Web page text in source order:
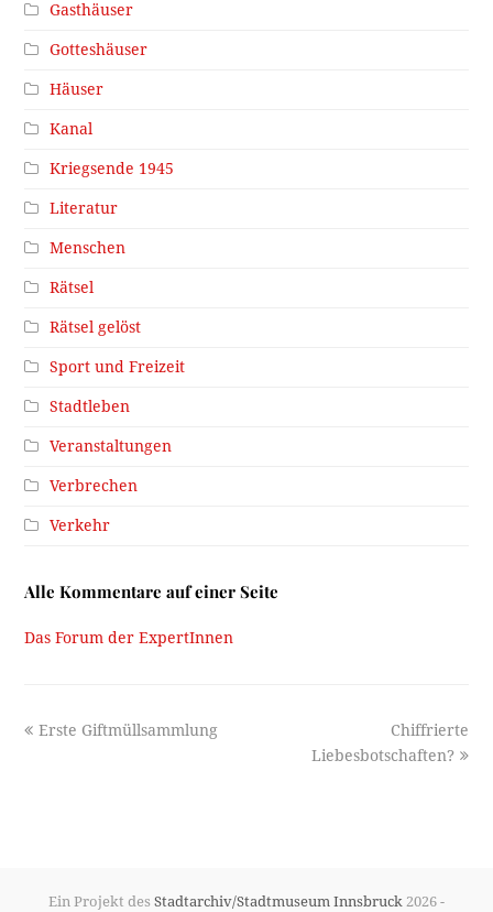
Gasthäuser
Gotteshäuser
Häuser
Kanal
Kriegsende 1945
Literatur
Menschen
Rätsel
Rätsel gelöst
Sport und Freizeit
Stadtleben
Veranstaltungen
Verbrechen
Verkehr
Alle Kommentare auf einer Seite
Das Forum der ExpertInnen
previous
Erste Giftmüllsammlung
next
post:
Chiffrierte
Liebesbotschaften?
Ein Projekt des Stadtarchiv/Stadtmuseum Innsbruck 2026 -